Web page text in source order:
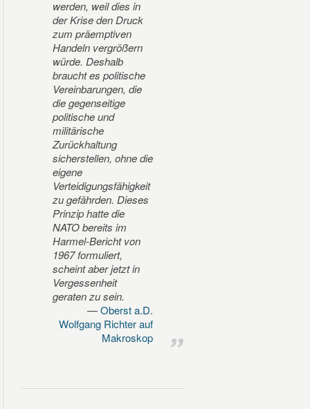
werden, weil dies in
der Krise den Druck
zum präemptiven
Handeln vergrößern
würde. Deshalb
braucht es politische
Vereinbarungen, die
die gegenseitige
politische und
militärische
Zurückhaltung
sicherstellen, ohne die
eigene
Verteidigungsfähigkeit
zu gefährden. Dieses
Prinzip hatte die
NATO bereits im
Harmel-Bericht von
1967 formuliert,
scheint aber jetzt in
Vergessenheit
geraten zu sein.
Oberst a.D.
Wolfgang Richter auf
Makroskop